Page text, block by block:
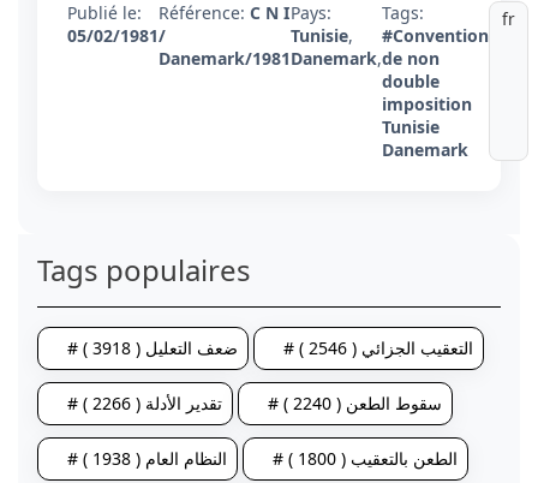
Publié le:
05/02/1981
Référence: C N I
/
Danemark/1981
Pays:
Tunisie,
Danemark,
Tags:
#Convention
de non
double
imposition
Tunisie
Danemark
fr
Tags populaires
# ضعف التعليل ( 3918 ) # التعقيب الجزائي ( 2546 )
# تقدير الأدلة ( 2266 ) # سقوط الطعن ( 2240 )
# النظام العام ( 1938 ) # الطعن بالتعقيب ( 1800 )